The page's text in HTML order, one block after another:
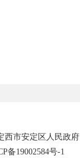
西市安定区人民政府
备19002584号-1